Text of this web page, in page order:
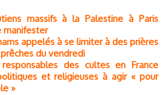
massifs à la Palestine à Paris
manifester
appelés à se limiter à des prières
du vendredi
des cultes en France
et religieuses à agir « pour
»